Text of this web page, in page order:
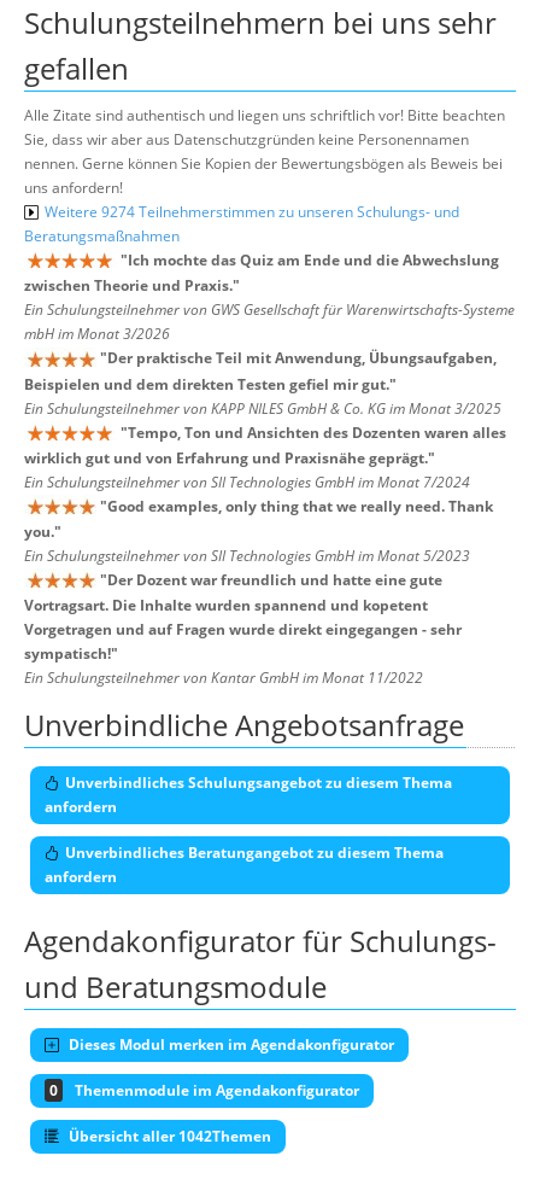
Schulungsteilnehmern bei uns sehr
gefallen
Alle Zitate sind authentisch und liegen uns schriftlich vor! Bitte beachten
Sie, dass wir aber aus Datenschutzgründen keine Personennamen
nennen. Gerne können Sie Kopien der Bewertungsbögen als Beweis bei
uns anfordern!
Weitere 9274 Teilnehmerstimmen zu unseren Schulungs- und
Beratungsmaßnahmen
"Ich mochte das Quiz am Ende und die Abwechslung
zwischen Theorie und Praxis."
Ein Schulungsteilnehmer von GWS Gesellschaft für Warenwirtschafts-Systeme
mbH im Monat 3/2026
"Der praktische Teil mit Anwendung, Übungsaufgaben,
Beispielen und dem direkten Testen gefiel mir gut."
Ein Schulungsteilnehmer von KAPP NILES GmbH & Co. KG im Monat 3/2025
"Tempo, Ton und Ansichten des Dozenten waren alles
wirklich gut und von Erfahrung und Praxisnähe geprägt."
Ein Schulungsteilnehmer von SII Technologies GmbH im Monat 7/2024
"Good examples, only thing that we really need. Thank
you."
Ein Schulungsteilnehmer von SII Technologies GmbH im Monat 5/2023
"Der Dozent war freundlich und hatte eine gute
Vortragsart. Die Inhalte wurden spannend und kopetent
Vorgetragen und auf Fragen wurde direkt eingegangen - sehr
sympatisch!"
Ein Schulungsteilnehmer von Kantar GmbH im Monat 11/2022
Unverbindliche Angebotsanfrage
Unverbindliches Schulungsangebot zu diesem Thema
anfordern
Unverbindliches Beratungangebot zu diesem Thema
anfordern
Agendakonfigurator für Schulungs-
und Beratungsmodule
Dieses Modul merken im Agendakonfigurator
0 Themenmodule im Agendakonfigurator
Übersicht aller 1042Themen